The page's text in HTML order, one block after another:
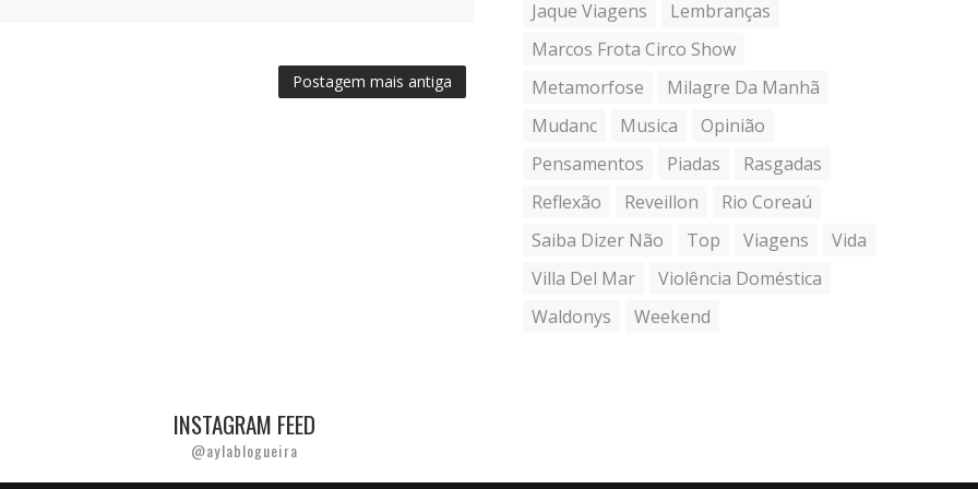
Postagem mais antiga
Jaque Viagens
Lembranças
Marcos Frota Circo Show
Metamorfose
Milagre Da Manhã
Mudanc
Musica
Opinião
Pensamentos
Piadas
Rasgadas
Reflexão
Reveillon
Rio Coreaú
Saiba Dizer Não
Top Viagens
Vida
Villa Del Mar
Violência Doméstica
Waldonys
Weekend
INSTAGRAM FEED
@aylablogueira